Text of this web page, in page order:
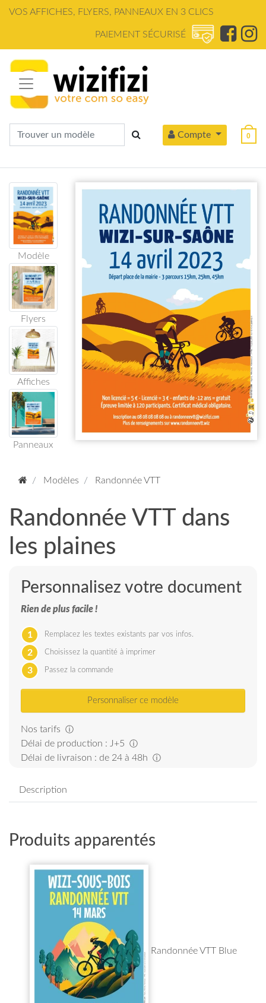
VOS AFFICHES, FLYERS, PANNEAUX EN 3 CLICS
PAIEMENT SÉCURISÉ
Compte 0
Modèle
Flyers
Affiches
Panneaux
Modèles Randonnée VTT
Randonnée VTT dans
les plaines
Personnalisez votre document
Rien de plus facile !
1 Remplacez les textes existants par vos infos.
2 Choisissez la quantité à imprimer
3 Passez la commande
Personnaliser ce modèle
Nos tarifs ⓘ
Délai de production : J+5 ⓘ
Délai de livraison : de 24 à 48h ⓘ
Description
Produits apparentés
Randonnée VTT Blue
Panneau de gestion des cookies